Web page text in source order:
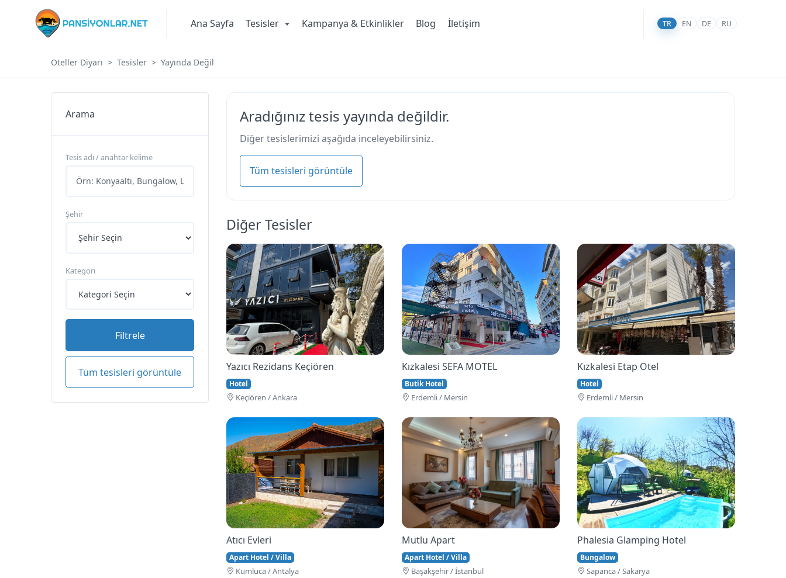
Ana Sayfa Tesisler Kampanya & Etkinlikler Blog İletişim TR EN DE RU
Oteller Diyarı Tesisler Yayında Değil
Arama
Tesis adı / anahtar kelime
Şehir
Kategori
Filtrele
Tüm tesisleri görüntüle
Aradığınız tesis yayında değildir.
Diğer tesislerimizi aşağıda inceleyebilirsiniz.
Tüm tesisleri görüntüle
Diğer Tesisler
Yazıcı Rezidans Keçiören
Hotel
Keçi̇ören / Ankara
Kızkalesi SEFA MOTEL
Butik Hotel
Erdemli / Mersin
Kızkalesi Etap Otel
Hotel
Erdemli / Mersin
Atıcı Evleri
Apart Hotel / Villa
Kumluca / Antalya
Mutlu Apart
Apart Hotel / Villa
Başakşehi̇r / İstanbul
Phalesia Glamping Hotel
Bungalow
Sapanca / Sakarya